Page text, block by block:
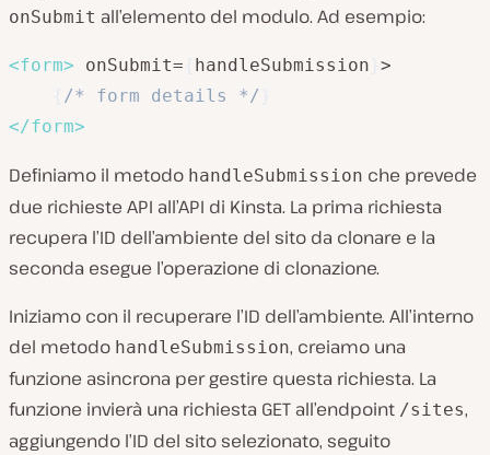
onSubmit all’elemento del modulo. Ad esempio:
<form> onSubmit= handleSubmission >
/* form details */
</form>
Definiamo il metodo handleSubmission che prevede
due richieste API all’API di Kinsta. La prima richiesta
recupera l’ID dell’ambiente del sito da clonare e la
seconda esegue l’operazione di clonazione.
Iniziamo con il recuperare l’ID dell’ambiente. All’interno
del metodo handleSubmission, creiamo una
funzione asincrona per gestire questa richiesta. La
funzione invierà una richiesta GET all’endpoint /sites,
aggiungendo l’ID del sito selezionato, seguito